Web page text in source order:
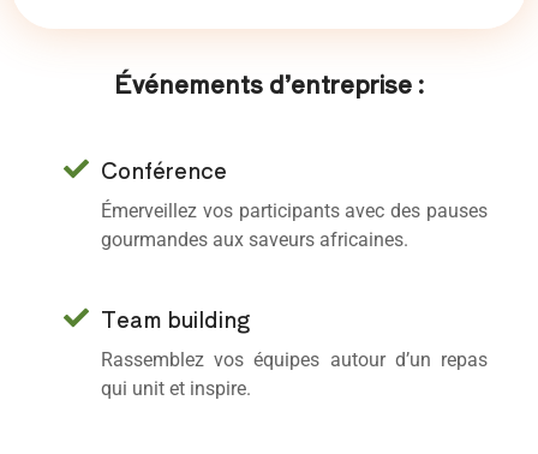
Événements d’entreprise :
Conférence
Émerveillez vos participants avec des pauses
gourmandes aux saveurs africaines.
Team building
Rassemblez vos équipes autour d’un repas
qui unit et inspire.